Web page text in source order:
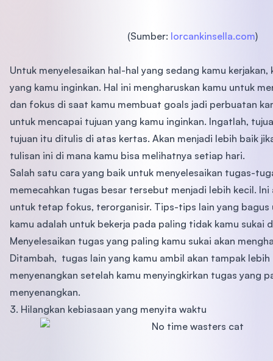
(Sumber: lorcankinsella.com)
Untuk menyelesaikan hal-hal yang sedang kamu kerjakan,
yang kamu inginkan. Hal ini mengharuskan kamu untuk
dan fokus di saat kamu membuat goals jadi perbuatan
untuk mencapai tujuan yang kamu inginkan. Ingatlah,
tujuan itu ditulis di atas kertas. Akan menjadi lebih baik
tulisan ini di mana kamu bisa melihatnya setiap hari.
Salah satu cara yang baik untuk menyelesaikan tugas-
memecahkan tugas besar tersebut menjadi lebih kecil. Ini
untuk tetap fokus, terorganisir. Tips-tips lain yang bagus
kamu adalah untuk bekerja pada paling tidak kamu sukai
Menyelesaikan tugas yang paling kamu sukai akan
Ditambah, tugas lain yang kamu ambil akan tampak lebih
menyenangkan setelah kamu menyingkirkan tugas yang
menyenangkan.
3. Hilangkan kebiasaan yang menyita waktu